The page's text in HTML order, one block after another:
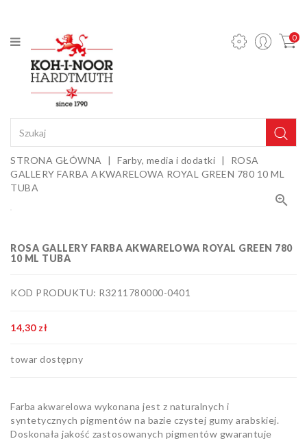
Ołówki
mechaniczne
i wkłady
Ołówki
grafitowe
Kredki
Pastele,
węgle,
Farby,
media i
podobrazia
papiery
rysunku
Pędzle
0
STRONA GŁÓWNA Farby, media i dodatki
ROSA
GALLERY FARBA AKWARELOWA ROYAL GREEN 780 10 ML
TUBA

ROSA GALLERY FARBA AKWARELOWA ROYAL GREEN 780
10 ML TUBA
KOD PRODUKTU: R3211780000-0401
14,30 zł
towar dostępny
Farba akwarelowa wykonana jest z naturalnych i
syntetycznych pigmentów na bazie czystej gumy arabskiej.
Doskonała jakość zastosowanych pigmentów gwarantuje